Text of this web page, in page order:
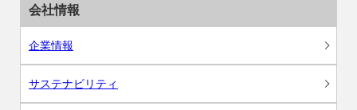
会社情報
企業情報
サステナビリティ